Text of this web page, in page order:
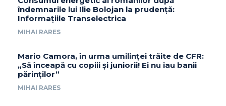
îndemnarile lui Ilie Bolojan la prudență:
Informațiile Transelectrica
MIHAI RARES
Mario Camora, în urma umilinței trăite de CFR:
„Să înceapă cu copiii și juniorii! Ei nu iau banii
părinților”
MIHAI RARES